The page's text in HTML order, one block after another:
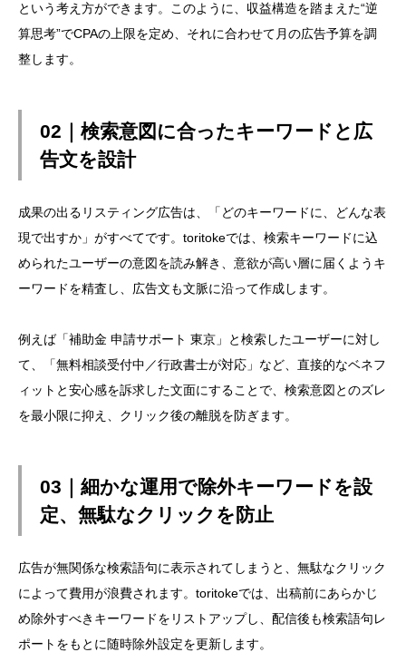
という考え方ができます。このように、収益構造を踏まえた“逆
算思考”でCPAの上限を定め、それに合わせて月の広告予算を調
整します。
02｜検索意図に合ったキーワードと広
告文を設計
成果の出るリスティング広告は、「どのキーワードに、どんな表
現で出すか」がすべてです。toritokeでは、検索キーワードに込
められたユーザーの意図を読み解き、意欲が高い層に届くようキ
ーワードを精査し、広告文も文脈に沿って作成します。
例えば「補助金 申請サポート 東京」と検索したユーザーに対し
て、「無料相談受付中／行政書士が対応」など、直接的なベネフ
ィットと安心感を訴求した文面にすることで、検索意図とのズレ
を最小限に抑え、クリック後の離脱を防ぎます。
03｜細かな運用で除外キーワードを設
定、無駄なクリックを防止
広告が無関係な検索語句に表示されてしまうと、無駄なクリック
によって費用が浪費されます。toritokeでは、出稿前にあらかじ
め除外すべきキーワードをリストアップし、配信後も検索語句レ
ポートをもとに随時除外設定を更新します。